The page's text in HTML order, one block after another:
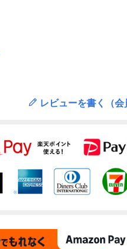
レビューを書く（